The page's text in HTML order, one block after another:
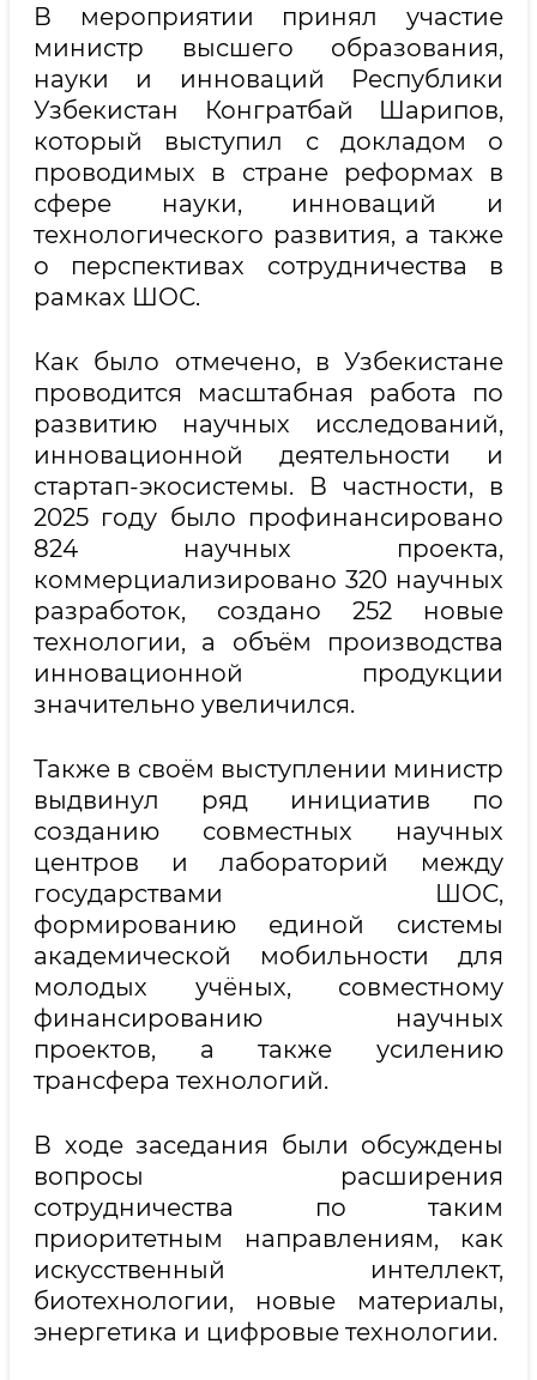
В мероприятии принял участие
министр высшего образования,
науки и инноваций Республики
Узбекистан Конгратбай Шарипов,
который выступил с докладом о
проводимых в стране реформах в
сфере науки, инноваций и
технологического развития, а также
о перспективах сотрудничества в
рамках ШОС.
Как было отмечено, в Узбекистане
проводится масштабная работа по
развитию научных исследований,
инновационной деятельности и
стартап-экосистемы. В частности, в
2025 году было профинансировано
824 научных проекта,
коммерциализировано 320 научных
разработок, создано 252 новые
технологии, а объём производства
инновационной продукции
значительно увеличился.
Также в своём выступлении министр
выдвинул ряд инициатив по
созданию совместных научных
центров и лабораторий между
государствами ШОС,
формированию единой системы
академической мобильности для
молодых учёных, совместному
финансированию научных
проектов, а также усилению
трансфера технологий.
В ходе заседания были обсуждены
вопросы расширения
сотрудничества по таким
приоритетным направлениям, как
искусственный интеллект,
биотехнологии, новые материалы,
энергетика и цифровые технологии.